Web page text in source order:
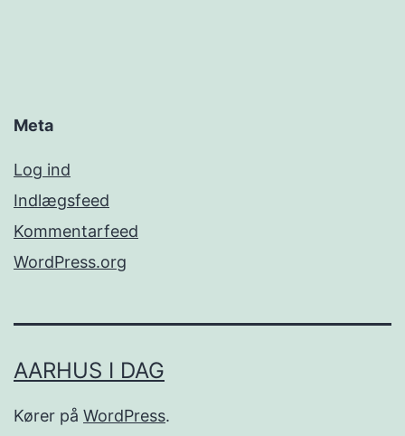
Meta
Log ind
Indlægsfeed
Kommentarfeed
WordPress.org
AARHUS I DAG
Kører på WordPress.